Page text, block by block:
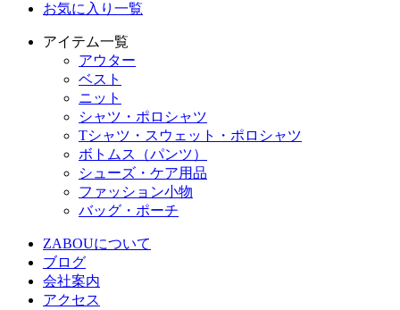
お気に入り一覧
アイテム一覧
アウター
ベスト
ニット
シャツ・ポロシャツ
Tシャツ・スウェット・ポロシャツ
ボトムス（パンツ）
シューズ・ケア用品
ファッション小物
バッグ・ポーチ
ZABOUについて
ブログ
会社案内
アクセス